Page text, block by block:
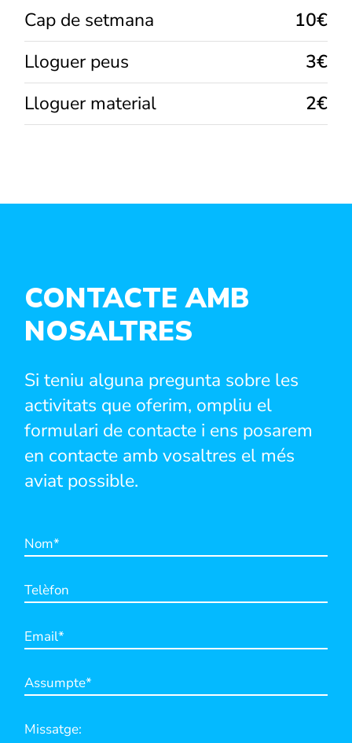
Cap de setmana
10€
Lloguer peus
3€
Lloguer material
2€
CONTACTE AMB
NOSALTRES
Si teniu alguna pregunta sobre les
activitats que oferim, ompliu el
formulari de contacte i ens posarem
en contacte amb vosaltres el més
aviat possible.
possibilitats
contingut i
ofertes
personalitzats.